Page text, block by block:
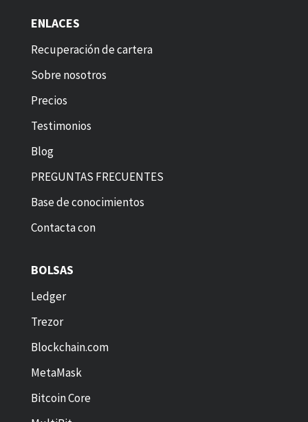
ENLACES
Recuperación de cartera
Sobre nosotros
Precios
Testimonios
Blog
PREGUNTAS FRECUENTES
Base de conocimientos
Contacta con
BOLSAS
Ledger
Trezor
Blockchain.com
MetaMask
Bitcoin Core